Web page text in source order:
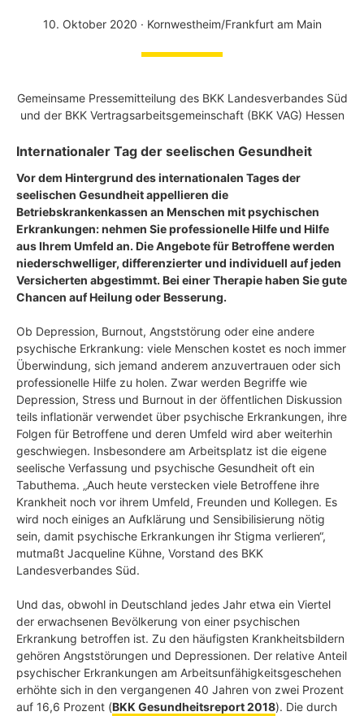
10. Oktober 2020 · Kornwestheim/Frankfurt am Main
Gemeinsame Pressemitteilung des BKK Landesverbandes Süd
und der BKK Vertragsarbeitsgemeinschaft (BKK VAG) Hessen
Internationaler Tag der seelischen Gesundheit
Vor dem Hintergrund des internationalen Tages der
seelischen Gesundheit appellieren die
Betriebskrankenkassen an Menschen mit psychischen
Erkrankungen: nehmen Sie professionelle Hilfe und Hilfe
aus Ihrem Umfeld an. Die Angebote für Betroffene werden
niederschwelliger, differenzierter und individuell auf jeden
Versicherten abgestimmt. Bei einer Therapie haben Sie gute
Chancen auf Heilung oder Besserung.
Ob Depression, Burnout, Angststörung oder eine andere
psychische Erkrankung: viele Menschen kostet es noch immer
Überwindung, sich jemand anderem anzuvertrauen oder sich
professionelle Hilfe zu holen. Zwar werden Begriffe wie
Depression, Stress und Burnout in der öffentlichen Diskussion
teils inflationär verwendet über psychische Erkrankungen, ihre
Folgen für Betroffene und deren Umfeld wird aber weiterhin
geschwiegen. Insbesondere am Arbeitsplatz ist die eigene
seelische Verfassung und psychische Gesundheit oft ein
Tabuthema. „Auch heute verstecken viele Betroffene ihre
Krankheit noch vor ihrem Umfeld, Freunden und Kollegen. Es
wird noch einiges an Aufklärung und Sensibilisierung nötig
sein, damit psychische Erkrankungen ihr Stigma verlieren“,
mutmaßt Jacqueline Kühne, Vorstand des BKK
Landesverbandes Süd.
Und das, obwohl in Deutschland jedes Jahr etwa ein Viertel
der erwachsenen Bevölkerung von einer psychischen
Erkrankung betroffen ist. Zu den häufigsten Krankheitsbildern
gehören Angststörungen und Depressionen. Der relative Anteil
psychischer Erkrankungen am Arbeitsunfähigkeitsgeschehen
erhöhte sich in den vergangenen 40 Jahren von zwei Prozent
auf 16,6 Prozent (BKK Gesundheitsreport 2018). Die durch